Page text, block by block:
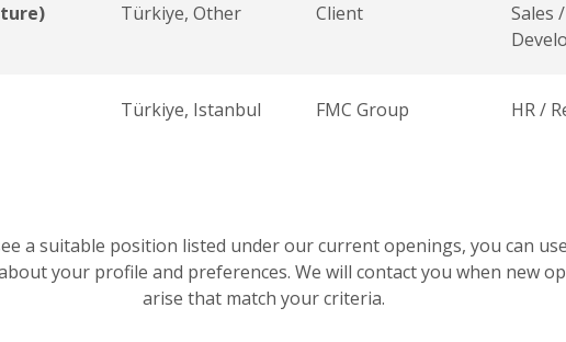
Türkiye, Other Client
Sales
Türkiye, Istanbul FMC Group HR /
a suitable position listed under our current openings, you can
your profile and preferences. We will contact you when new
arise that match your criteria.